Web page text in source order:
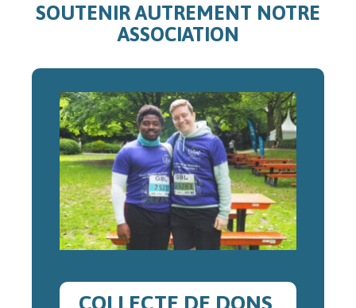
SOUTENIR AUTREMENT NOTRE
ASSOCIATION
COLLECTE DE DONS